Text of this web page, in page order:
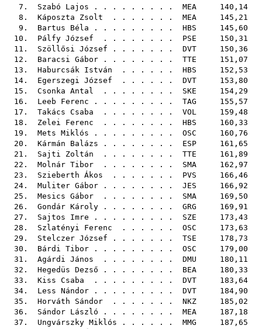
7. Szabó Lajos . . . . . . . . . MEA 140,14
8. Káposzta Zsolt . . . . . . . MEA 145,21
9. Bartus Béla . . . . . . . . . HBS 145,60
10. Pálfy József . . . . . . . . PSE 150,31
11. Szöllősi József . . . . . . . DVT 150,36
12. Baracsi Gábor . . . . . . . . TTE 151,07
13. Haburcsák István . . . . . . HBS 152,53
14. Egerszegi József . . . . . . DVT 153,80
15. Csonka Antal . . . . . . . . SKE 154,29
16. Leeb Ferenc . . . . . . . . . TAG 155,57
17. Takács Csaba . . . . . . . . VOL 159,48
18. Zelei Ferenc . . . . . . . . HBS 160,33
19. Mets Miklós . . . . . . . . . OSC 160,76
20. Kármán Balázs . . . . . . . . ESP 161,65
21. Sajti Zoltán . . . . . . . . TTE 161,89
22. Molnár Tibor . . . . . . . . SMA 162,97
23. Szieberth Ákos . . . . . . . PVS 166,46
24. Muliter Gábor . . . . . . . . JES 166,92
25. Mesics Gábor . . . . . . . . SMA 169,50
26. Gondár Károly . . . . . . . . GRG 169,91
27. Sajtos Imre . . . . . . . . . SZE 173,43
28. Szlatényi Ferenc . . . . . . OSC 173,63
29. Stelczer József . . . . . . . TSE 178,73
30. Bárdi Tibor . . . . . . . . . OSC 179,00
31. Agárdi János . . . . . . . . DMU 180,11
32. Hegedüs Dezső . . . . . . . . BEA 180,33
33. Kiss Csaba . . . . . . . . . DVT 183,64
34. Less Nándor . . . . . . . . . DVT 184,90
35. Horváth Sándor . . . . . . . NKZ 185,02
36. Sándor László . . . . . . . . MEA 187,18
37. Ungvárszky Miklós . . . . . . MMG 187,65